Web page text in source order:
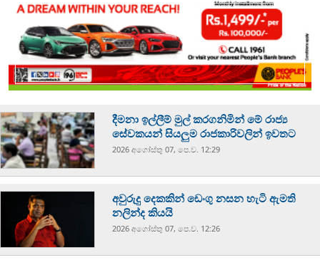
දීමනා ඉල්ලීම් මුල් කරගනිමින් මේ රාජ්‍ය
සේවකයන් සියලුම රාජකාරිවලින් ඉවතට
2026 අගෝස්‍තු 07, පෙ.ව. 12:29
අවුරුදු දෙකකින් ඩෙංගු නසන හැටි ඇමති
නලින්ද කියයි
2026 අගෝස්‍තු 07, පෙ.ව. 12:26